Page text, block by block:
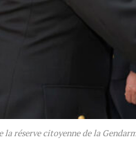
la réserve citoyenne de la